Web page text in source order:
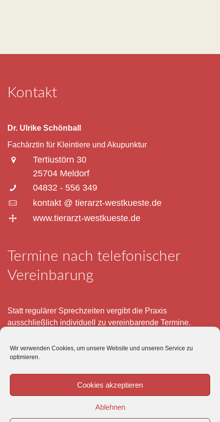
Wir verwenden Cookies, um unsere Website und unseren Service zu
optimieren.
Cookies akzeptieren
Ablehnen
Kontakt
Dr. Ulrike Schönball
Fachärztin für Kleintiere und Akupunktur
Tertiustörn 30
25704 Meldorf
04832 - 556 349
kontakt @ tierarzt-westkueste.de
www.tierarzt-westkueste.de
Termine nach telefonischer
Vereinbarung
Statt regulärer Sprechzeiten vergibt die Praxis
ausschließlich individuell zu vereinbarende Termine.
– 12 und 15 – 18 Uhr.
Im Übrigen ist der Tierärztliche Notdienst unter Tel: 0180-